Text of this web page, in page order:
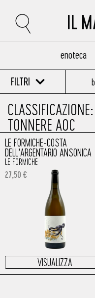
IL
enoteca
FILTRI
TONNERE AOC
LE FORMICHE-COSTA
DELL’ARGENTARIO ANSONICA
LE FORMICHE
27,50 €
VISUALIZZA